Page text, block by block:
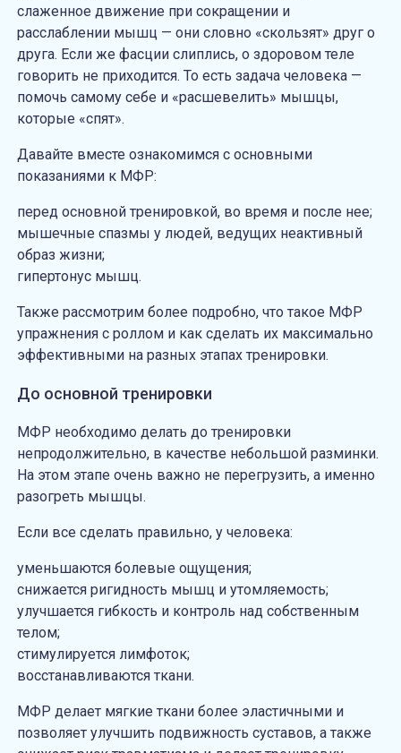
слаженное движение при сокращении и
расслаблении мышц — они словно «скользят» друг о
друга. Если же фасции слиплись, о здоровом теле
говорить не приходится. То есть задача человека —
помочь самому себе и «расшевелить» мышцы,
которые «спят».
Давайте вместе ознакомимся с основными
показаниями к МФР:
перед основной тренировкой, во время и после нее;
мышечные спазмы у людей, ведущих неактивный
образ жизни;
гипертонус мышц.
Также рассмотрим более подробно, что такое МФР
упражнения с роллом и как сделать их максимально
эффективными на разных этапах тренировки.
До основной тренировки
МФР необходимо делать до тренировки
непродолжительно, в качестве небольшой разминки.
На этом этапе очень важно не перегрузить, а именно
разогреть мышцы.
Если все сделать правильно, у человека:
уменьшаются болевые ощущения;
снижается ригидность мышц и утомляемость;
улучшается гибкость и контроль над собственным
телом;
стимулируется лимфоток;
восстанавливаются ткани.
МФР делает мягкие ткани более эластичными и
позволяет улучшить подвижность суставов, а также